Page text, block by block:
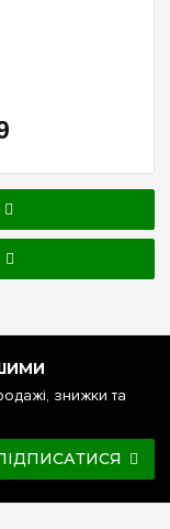
знижки та